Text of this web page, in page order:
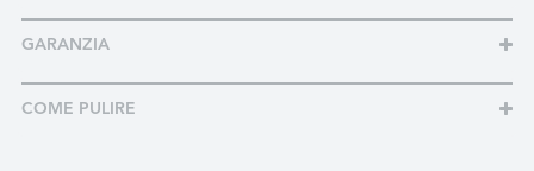
GARANZIA
COME PULIRE